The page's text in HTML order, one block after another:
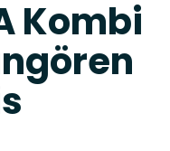
Kombi